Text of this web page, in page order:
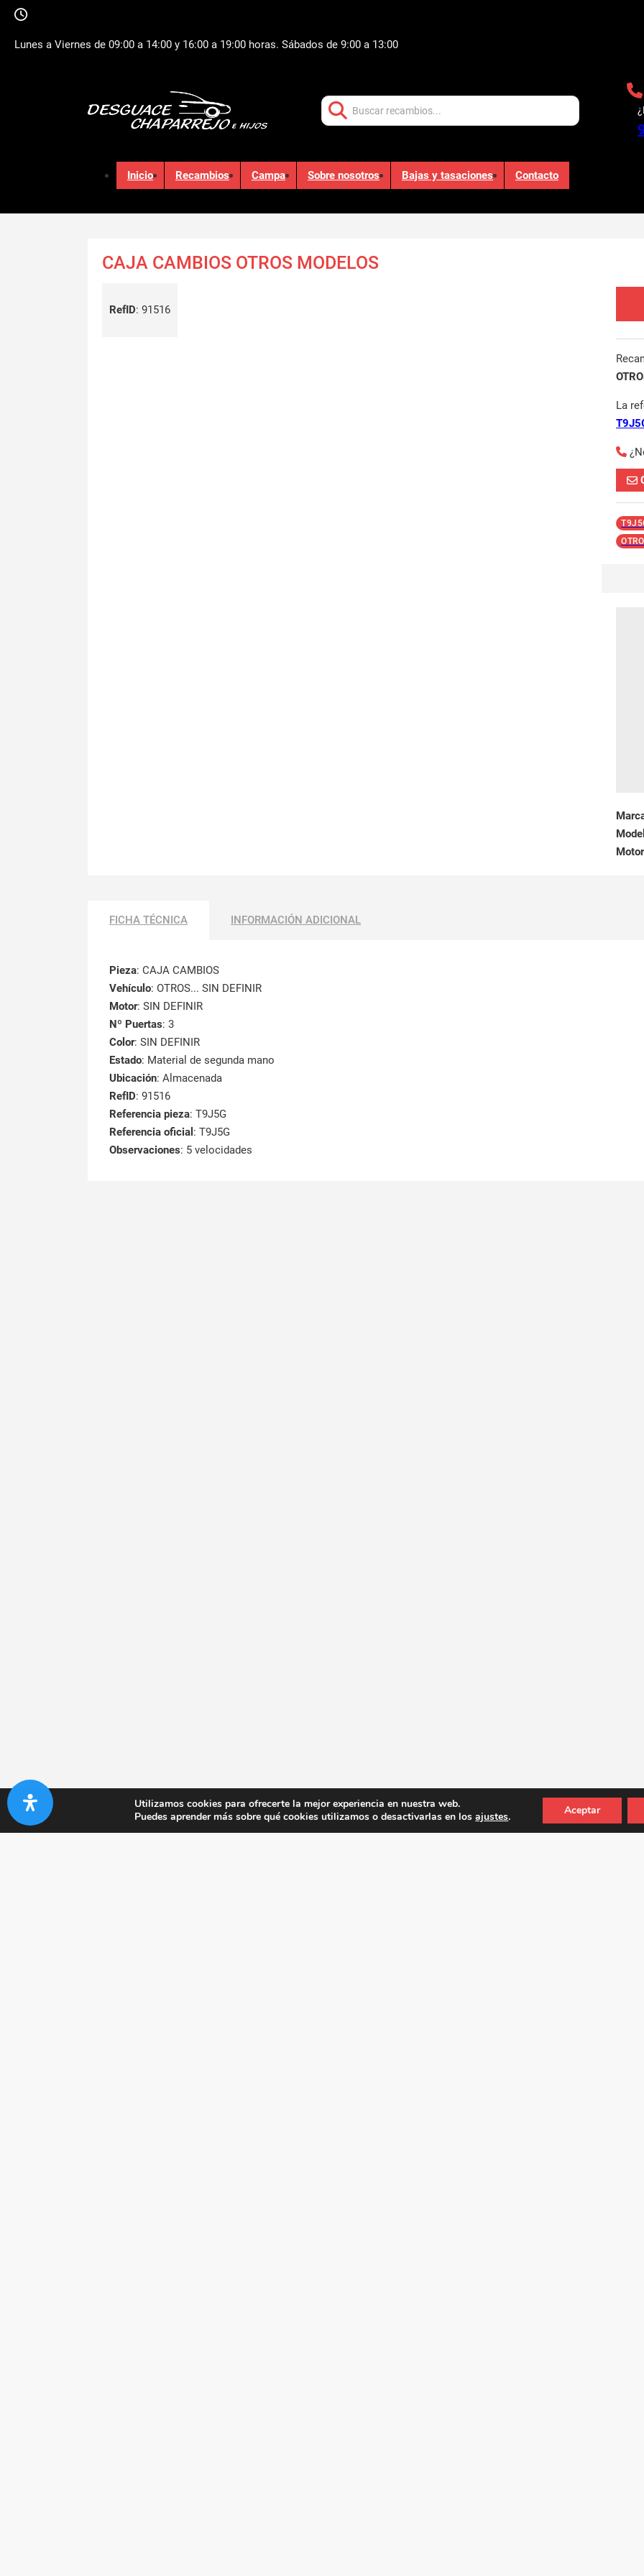
Lunes a Viernes de 09:00 a 14:00 y 16:00 a 19:00 horas. Sábados de 9:00 a 13:00
Inicio Recambios Campa Sobre nosotros Bajas y tasaciones Contacto
CAJA CAMBIOS OTROS MODELOS
RefID: 91516
La
Motor
FICHA TÉCNICA INFORMACIÓN ADICIONAL
Pieza: CAJA CAMBIOS
Vehículo: OTROS... SIN DEFINIR
Motor: SIN DEFINIR
Nº Puertas: 3
Color: SIN DEFINIR
Estado: Material de segunda mano
Ubicación: Almacenada
RefID: 91516
Referencia pieza: T9J5G
Referencia oficial : T9J5G
Observaciones: 5 velocidades
Utilizamos cookies para ofrecerte la mejor experiencia en nuestra web.
Puedes aprender más sobre qué cookies utilizamos o desactivarlas en losajustes. Aceptar